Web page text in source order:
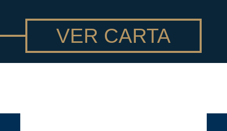
VER CARTA